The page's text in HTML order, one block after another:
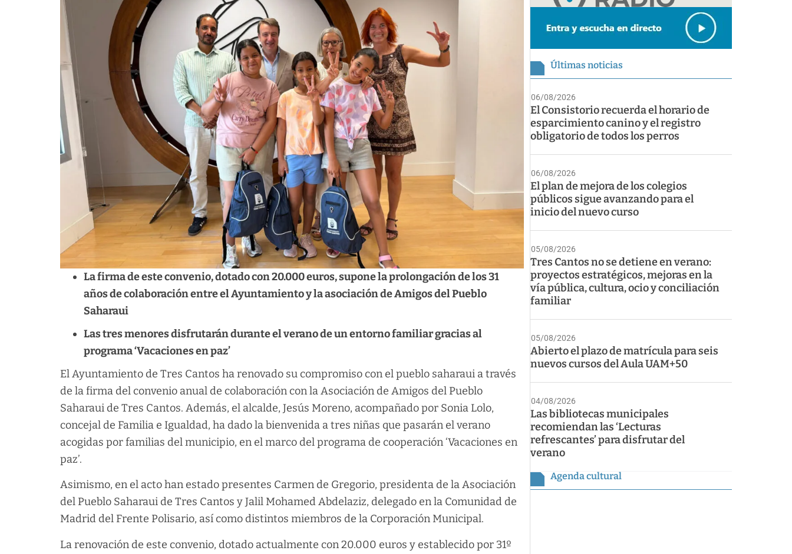
La firma de este convenio, dotado con 20.000 euros, supone la prolongación de los 31
años de colaboración entre el Ayuntamiento y la asociación de Amigos del Pueblo
Saharaui
Las tres menores disfrutarán durante el verano de un entorno familiar gracias al
programa ‘Vacaciones en paz’
El Ayuntamiento de Tres Cantos ha renovado su compromiso con el pueblo saharaui a través
de la firma del convenio anual de colaboración con la Asociación de Amigos del Pueblo
Saharaui de Tres Cantos. Además, el alcalde, Jesús Moreno, acompañado por Sonia Lolo,
concejal de Familia e Igualdad, ha dado la bienvenida a tres niñas que pasarán el verano
acogidas por familias del municipio, en el marco del programa de cooperación ‘Vacaciones en
paz’.
Asimismo, en el acto han estado presentes Carmen de Gregorio, presidenta de la Asociación
del Pueblo Saharaui de Tres Cantos y Jalil Mohamed Abdelaziz, delegado en la Comunidad de
Madrid del Frente Polisario, así como distintos miembros de la Corporación Municipal.
La renovación de este convenio, dotado actualmente con 20.000 euros y establecido por 31º
Últimas noticias
06/08/2026
El Consistorio recuerda el horario de
esparcimiento canino y el registro
obligatorio de todos los perros
06/08/2026
El plan de mejora de los colegios
públicos sigue avanzando para el
inicio del nuevo curso
05/08/2026
Tres Cantos no se detiene en verano:
proyectos estratégicos, mejoras en la
vía pública, cultura, ocio y conciliación
familiar
05/08/2026
Abierto el plazo de matrícula para seis
nuevos cursos del Aula UAM+50
04/08/2026
Las bibliotecas municipales
recomiendan las ‘Lecturas
refrescantes’ para disfrutar del
verano
Agenda cultural